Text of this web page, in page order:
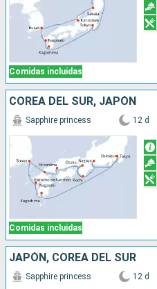
Comidas incluidas
COREA DEL SUR, JAPÓN
Comidas incluidas
Sapphire princess 12 d
JAPÓN, COREA DEL SUR
Sapphire princess 12 d